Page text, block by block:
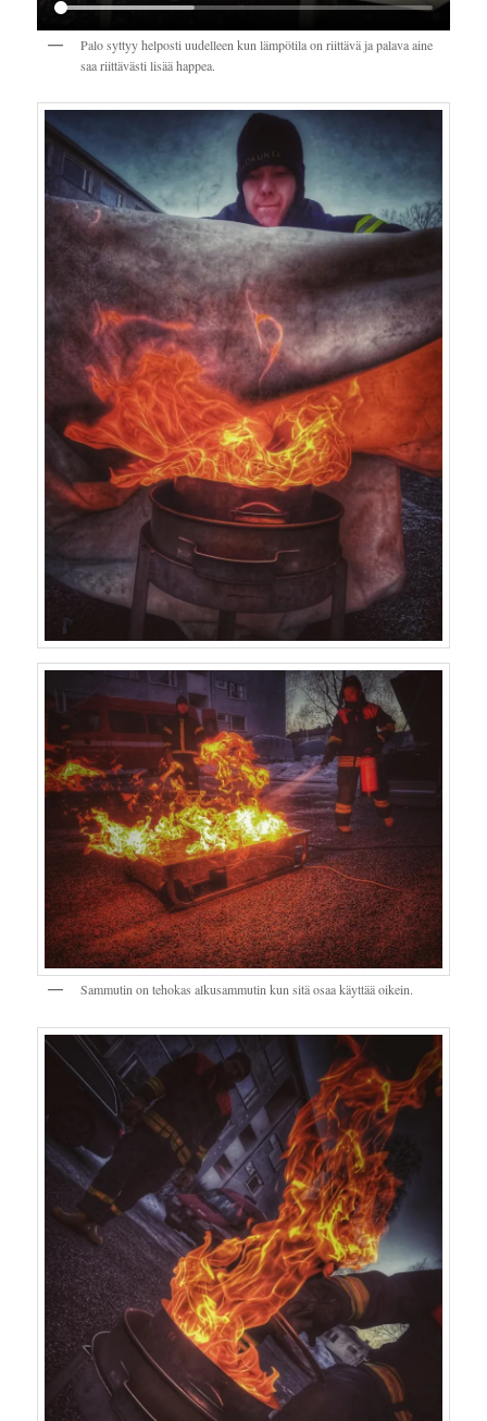
Palo syttyy helposti uudelleen kun lämpötila on riittävä ja palava aine
saa riittävästi lisää happea.
Sammutin on tehokas alkusammutin kun sitä osaa käyttää oikein.